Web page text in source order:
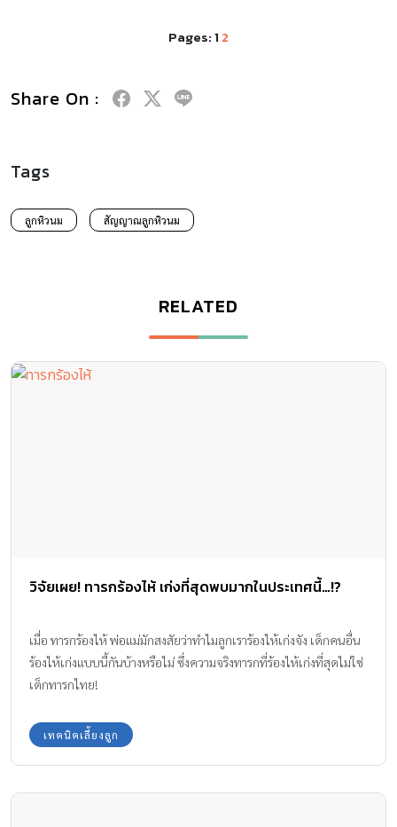
Pages:1 2
Share On :
Tags
ลูกหิวนม สัญญาณลูกหิวนม
RELATED
วิจัยเผย! ทารกร้องไห้ เก่งที่สุดพบมากในประเทศนี้…!?
เมื่อ ทารกร้องไห้ พ่อแม่มักสงสัยว่าทำไมลูกเราร้องไห้เก่งจัง เด็กคนอื่น
ร้องไห้เก่งแบบนี้กันบ้างหรือไม่ ซึ่งความจริงทารกที่ร้องไห้เก่งที่สุดไม่ใช่
เด็กทารกไทย!
เทคนิคเลี้ยงลูก